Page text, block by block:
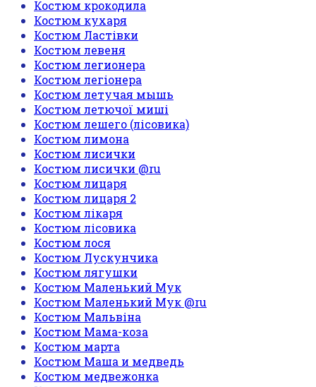
Костюм крокодила
Костюм кухаря
Костюм Ластівки
Костюм левеня
Костюм легионера
Костюм легіонера
Костюм летучая мышь
Костюм летючої миші
Костюм лешего (лісовика)
Костюм лимона
Костюм лисички
Костюм лисички @ru
Костюм лицаря
Костюм лицаря 2
Костюм лікаря
Костюм лісовика
Костюм лося
Костюм Лускунчика
Костюм лягушки
Костюм Маленький Мук
Костюм Маленький Мук @ru
Костюм Мальвіна
Костюм Мама-коза
Костюм марта
Костюм Маша и медведь
Костюм медвежонка